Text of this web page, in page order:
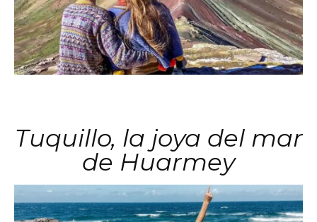
Tuquillo, la joya del mar
de Huarmey